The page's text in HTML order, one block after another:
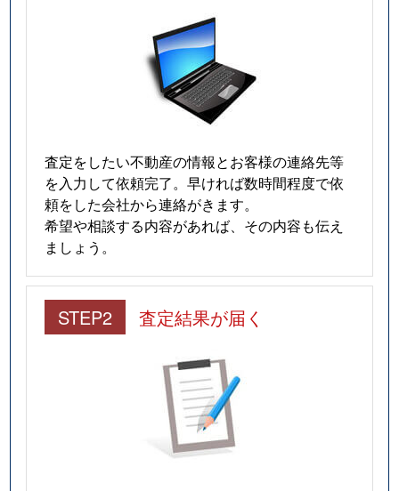
査定をしたい不動産の情報とお客様の連絡先等
を入力して依頼完了。早ければ数時間程度で依
頼をした会社から連絡がきます。
希望や相談する内容があれば、その内容も伝え
ましょう。
STEP2 査定結果が届く